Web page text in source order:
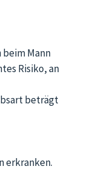
beim Mann
Risiko, an
beträgt
erkranken.